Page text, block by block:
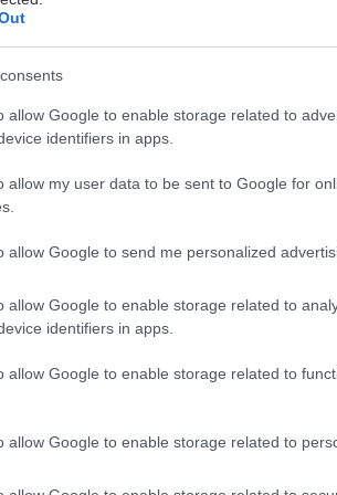
allow Google to enable storage related to
identifiers in apps.
allow my user data to be sent to Google for
allow Google to send me personalized
allow Google to enable storage related to
identifiers in apps.
allow Google to enable storage related to
allow Google to enable storage related to
του καρκίνου είναι μία
αιώνα και όπως όλα δείχνουν
με παλαιότερα.
από καρκίνοέχει πέσει
έχει παρατηρηθεί. Ποια είναι τα
ερευνητές της Ιατρικής
τυχαία
έναν τύπο κυττάρων
κυττάρων (προστάτη,
λευχαιμιών…).